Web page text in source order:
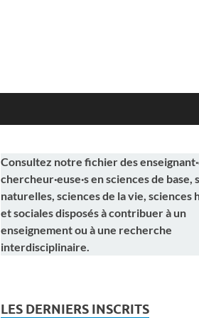
Consultez notre fichier des
chercheur·euse·s en sciences de base,
naturelles, sciences de la vie, sciences
et sociales disposés à contribuer à un
enseignement ou à une recherche
interdisciplinaire.
LES DERNIERS INSCRITS